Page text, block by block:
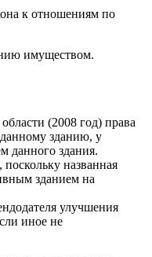
к отношениям по
имуществом.
(2008 год) права
зданию, у
данного здания.
названная
зданием на
улучшения
иное не